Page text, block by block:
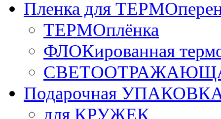
Пленка для
ТЕРМОплёнка
ФЛОКированная
Подарочная
для КРУЖЕК